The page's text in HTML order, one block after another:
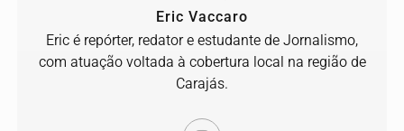
Eric Vaccaro
Eric é repórter, redator e estudante de Jornalismo,
com atuação voltada à cobertura local na região de
Carajás.